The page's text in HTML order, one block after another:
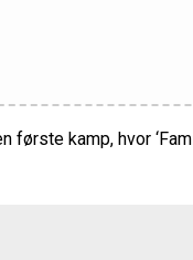
kamp, hvor